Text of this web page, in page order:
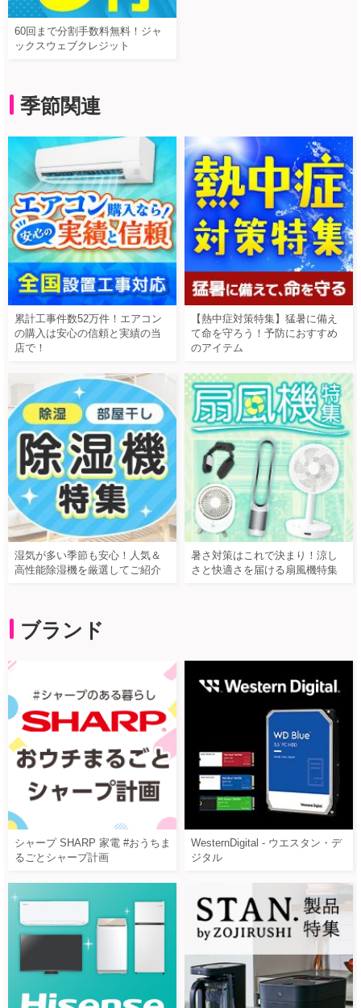
60回まで分割手数料無料！ジャ
ックスウェブクレジット
季節関連
累計工事件数52万件！エアコン
の購入は安心の信頼と実績の当
店で！
【熱中症対策特集】猛暑に備え
て命を守ろう！予防におすすめ
のアイテム
湿気が多い季節も安心！人気＆
高性能除湿機を厳選してご紹介
暑さ対策はこれで決まり！涼し
さと快適さを届ける扇風機特集
ブランド
シャープ SHARP 家電 #おうちま
るごとシャープ計画
WesternDigital - ウエスタン・デ
ジタル